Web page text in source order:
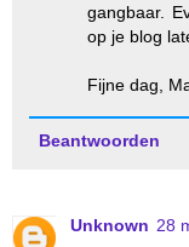
gangbaar.
op je blog
Fijne dag,
Beantwoorden
Unknown 28